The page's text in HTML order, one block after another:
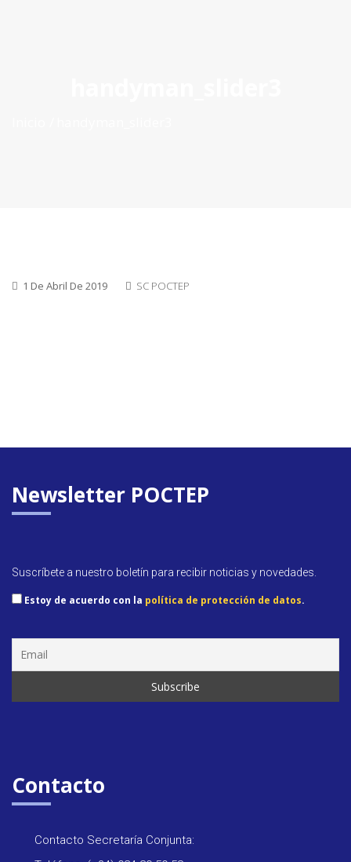
1 De Abril De 2019 SC POCTEP
Newsletter POCTEP
Suscríbete a nuestro boletín para recibir noticias y novedades.
Estoy de acuerdo con la política de protección de datos.
Contacto
Contacto Secretaría Conjunta: